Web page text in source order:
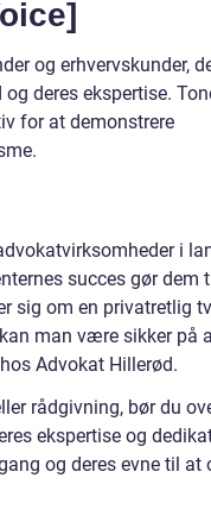
og erhvervskunder,
deres ekspertise.
for at demonstrere
i
succes gør dem
sig om en privatretlig
man være sikker på
Advokat Hillerød.
rådgivning, bør du
ekspertise og
og deres evne til at